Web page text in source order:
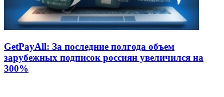
GetPayAll: За последние полгода объем
зарубежных подписок россиян увеличился на
300%